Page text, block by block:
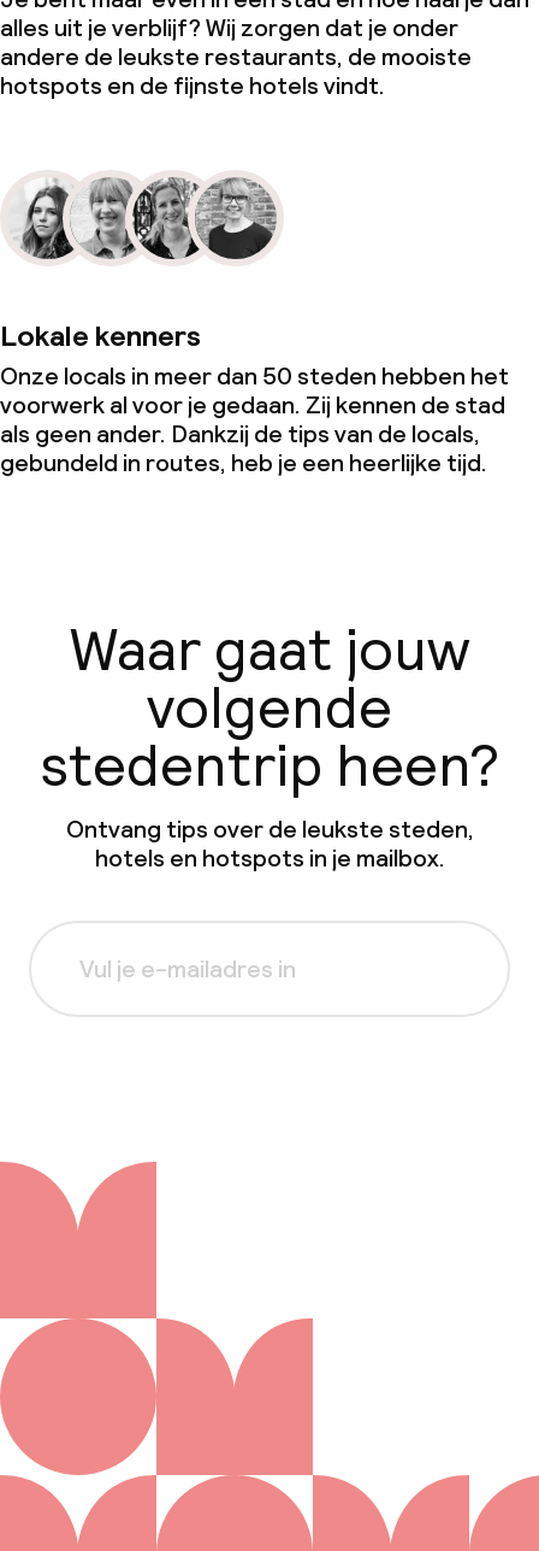
alles uit je verblijf? Wij zorgen dat je onder
andere de leukste restaurants, de mooiste
hotspots en de fijnste hotels vindt.
Lokale kenners
Onze locals in meer dan 50 steden hebben het
voorwerk al voor je gedaan. Zij kennen de stad
als geen ander. Dankzij de tips van de locals,
gebundeld in routes, heb je een heerlijke tijd.
Waar gaat jouw
volgende
stedentrip heen?
Ontvang tips over de leukste steden,
hotels en hotspots in je mailbox.